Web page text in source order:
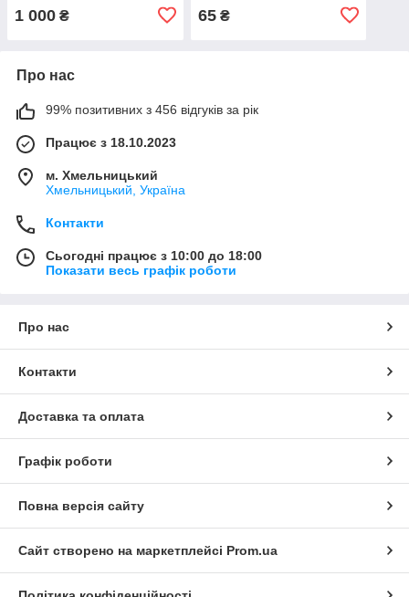
1 000 ₴ 65₴
Про нас
99% позитивних з 456 відгуків за рік
Працює з 18.10.2023
м. Хмельницький
Хмельницький, Україна
Контакти
Сьогодні працює з 10:00 до 18:00
Показати весь графік роботи
Про нас
Контакти
Доставка та оплата
Графік роботи
Повна версія сайту
Сайт створено на маркетплейсі Prom.ua